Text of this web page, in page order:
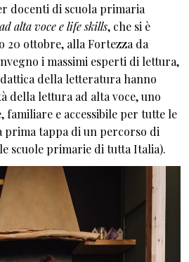
docenti di scuola primaria
alta voce e life skills, che si è
20 ottobre, alla Fortezza da
i massimi esperti di lettura,
della letteratura hanno
della lettura ad alta voce, uno
familiare e accessibile per tutte le
prima tappa di un percorso di
scuole primarie di tutta Italia).